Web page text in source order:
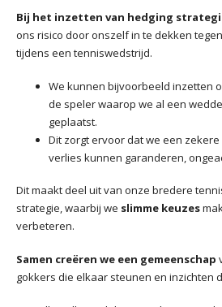
Bij het inzetten van hedging
ons risico door onszelf in te dekken
tijdens een tenniswedstrijd.
We kunnen bijvoorbeeld inzetten
de speler waarop we al een
geplaatst.
Dit zorgt ervoor dat we een
verlies kunnen garanderen,
Dit maakt deel uit van onze bredere
strategie, waarbij we slimme keuzes
verbeteren.
Samen creëren we een gemeenschap
gokkers die elkaar steunen en inzichten